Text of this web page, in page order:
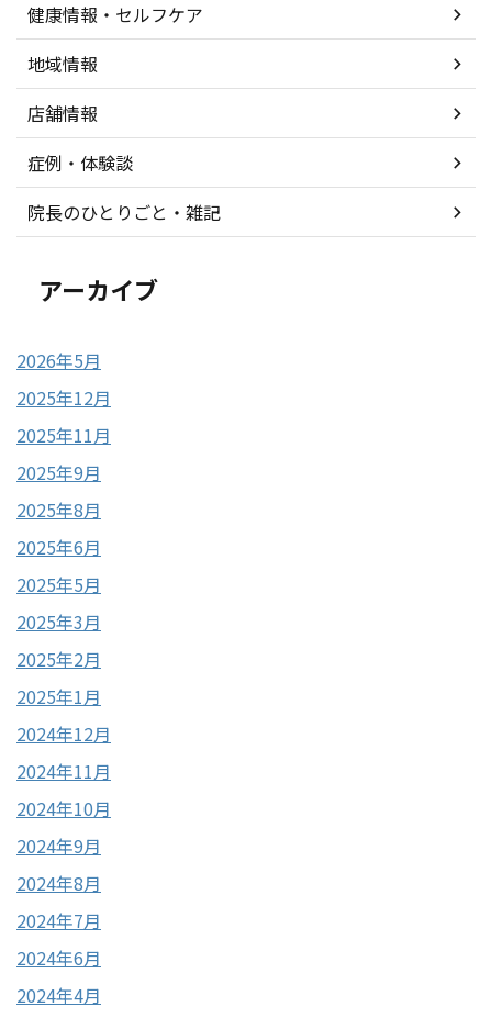
健康情報・セルフケア
地域情報
店舗情報
症例・体験談
院長のひとりごと・雑記
アーカイブ
2026年5月
2025年12月
2025年11月
2025年9月
2025年8月
2025年6月
2025年5月
2025年3月
2025年2月
2025年1月
2024年12月
2024年11月
2024年10月
2024年9月
2024年8月
2024年7月
2024年6月
2024年4月